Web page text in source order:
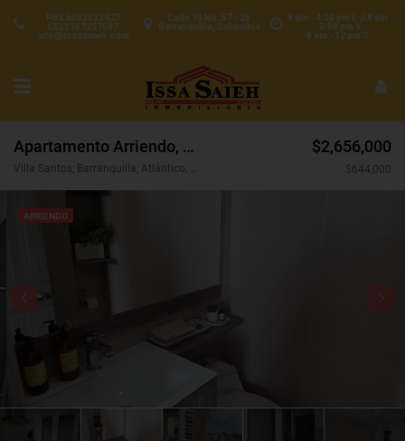
8 am - 4:30 pm L-J 8 am
- 5:00 pm V
8 am - 12 pm S
Calle 70 No. 57 - 25
Barranquilla, Colombia
PBX 6053533427
CEL3157227537
info@issasaieh.com
Apartamento Arriendo, Villa Santos, Barranquilla (31565)
Villa Santos, Barranquilla, Atlántico, Colombia
$2,656,000
$644,000
ARRIENDO